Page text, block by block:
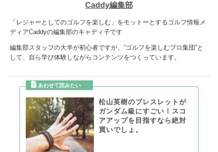
Caddy編集部
「レジャーとしてのゴルフを楽しむ」をモットーとするゴルフ情報メ
ディアCaddyの編集部のキャディ子です
編集部スタッフの大半が初心者ですが、“ゴルフを楽しむプロ集団”と
して、自ら学び体験しながらコンテンツをつくっています。
松山英樹のブレスレットが
ガンダム級にすごい！スコ
アアップを目指すなら絶対
買いでしょ。